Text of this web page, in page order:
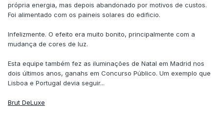
própria energia, mas depois abandonado por motivos de custos.
Foi alimentado com os paineis solares do edificio.
Infelizmente. O efeito era muito bonito, principalmente com a
mudança de cores de luz.
Esta equipe também fez as iluminações de Natal em Madrid nos
dois últimos anos, ganahs em Concurso Público. Um exemplo que
Lisboa e Portugal devia seguir...
Brut DeLuxe